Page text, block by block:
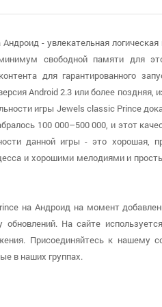
- увлекательная
свободной памяти для
для гарантированного
Android 2.3 или более поздняя,
игры Jewels classic Prince
100 000–500 000, и этот
данной игры - это хорошая,
и хорошими мелодиями и
на Андроид на момент
На сайте
Присоединяйтесь к нашему
в наших группах.